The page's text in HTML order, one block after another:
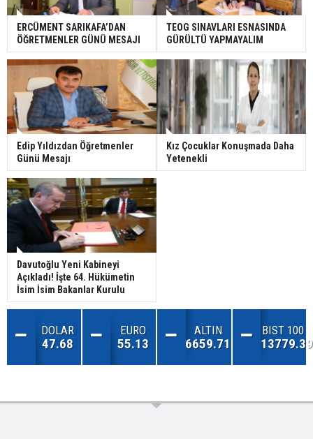
ERCÜMENT SARIKAFA’DAN
ÖĞRETMENLER GÜNÜ MESAJI
TEOG SINAVLARI ESNASINDA
GÜRÜLTÜ YAPMAYALIM
Edip Yıldızdan Öğretmenler
Günü Mesajı
Kız Çocuklar Konuşmada Daha
Yetenekli
Davutoğlu Yeni Kabineyi
Açıkladı! İşte 64. Hükümetin
İsim İsim Bakanlar Kurulu
DOLAR
47.68
EURO
55.13
ALTIN
6659.71
BIST 100
13779.39